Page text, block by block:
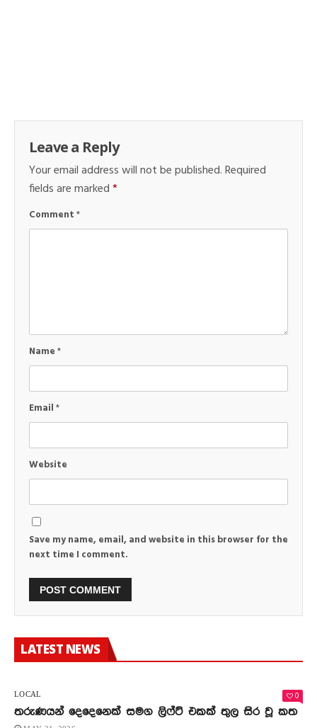
Leave a Reply
Your email address will not be published.Required
fields are marked*
Comment*
Name*
Email*
Website
Save my name, email, and website in this browser for the
next time I comment.
LATEST NEWS
LOCAL 0
තරුණයන් දෙදෙනෙක් සමග ලිෆ්ට් එකක් තුල සිර වූ කත